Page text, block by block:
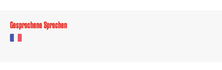
Gesprochene Sprachen